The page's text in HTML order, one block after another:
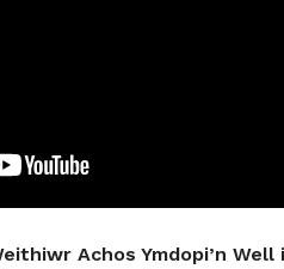
Achos Ymdopi’n